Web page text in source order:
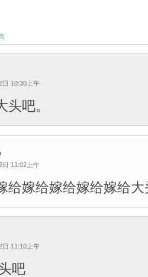
日 10:30上午
吧。
日 11:02上午
给嫁给嫁给嫁给嫁给大
日 11:10上午
吧